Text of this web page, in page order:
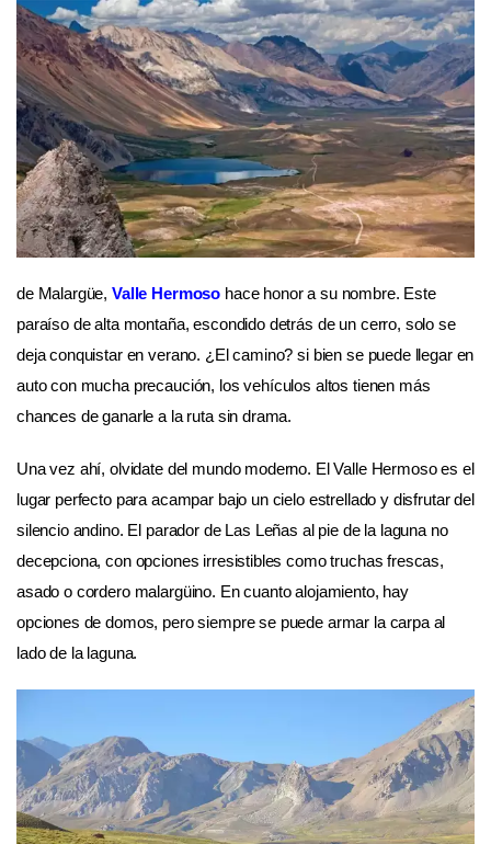
de Malargüe, Valle Hermoso hace honor a su nombre. Este
paraíso de alta montaña, escondido detrás de un cerro, solo se
deja conquistar en verano. ¿El camino? si bien se puede llegar en
auto con mucha precaución, los vehículos altos tienen más
chances de ganarle a la ruta sin drama.
Una vez ahí, olvidate del mundo moderno. El Valle Hermoso es el
lugar perfecto para acampar bajo un cielo estrellado y disfrutar del
silencio andino. El parador de Las Leñas al pie de la laguna no
decepciona, con opciones irresistibles como truchas frescas,
asado o cordero malargüino. En cuanto alojamiento, hay
opciones de domos, pero siempre se puede armar la carpa al
lado de la laguna.